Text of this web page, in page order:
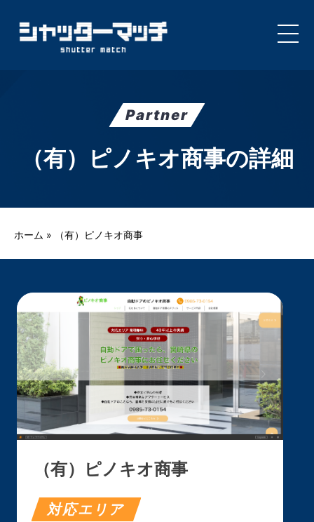
Partner
（有）ピノキオ商事の詳細
ホーム » （有）ピノキオ商事
（有）ピノキオ商事
対応エリア